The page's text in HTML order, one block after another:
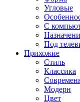
Угловые
С
Под
Прихожие
Стиль
Классика
Модерн
Цвет